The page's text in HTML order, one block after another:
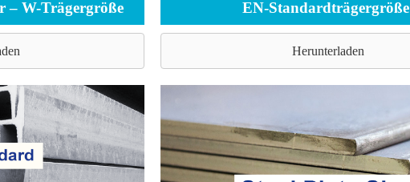
– W-Trägergröße EN-Standardträgergröße
Herunterladen